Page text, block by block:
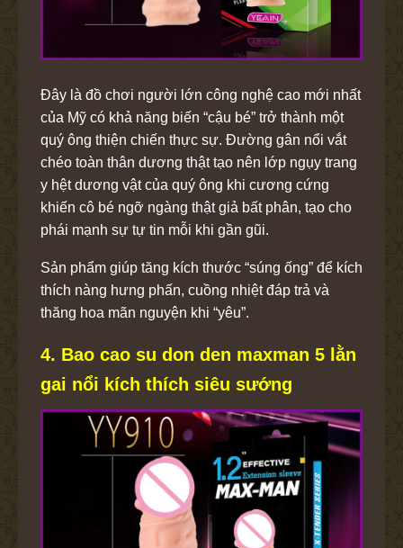
Đây là đồ chơi người lớn công nghệ cao mới nhất
của Mỹ có khả năng biến “cậu bé” trở thành một
quý ông thiện chiến thực sự. Đường gân nổi vắt
chéo toàn thân dương thật tạo nên lớp ngụy trang
y hệt dương vật của quý ông khi cương cứng
khiến cô bé ngỡ ngàng thật giả bất phân, tạo cho
phái mạnh sự tự tin mỗi khi gần gũi.
Sản phẩm giúp tăng kích thước “súng ống” để kích
thích nàng hưng phấn, cuồng nhiệt đáp trả và
thăng hoa mãn nguyện khi “yêu”.
4. Bao cao su don den maxman 5 lằn
gai nổi kích thích siêu sướng